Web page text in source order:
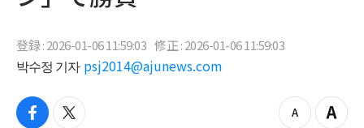
登録 : 2026-01-06 11:59:03 修正 : 2026-01-06 11:59:03
박수정 기자 psj2014@ajunews.com
f
t
z
Z